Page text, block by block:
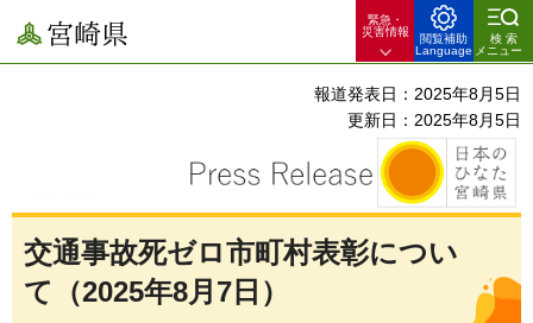
宮崎県
緊急・
災害情報
閲覧補助
Language
検索
メニュー
報道発表日：2025年8月5日
更新日：2025年8月5日
交通事故死ゼロ市町村表彰につい
て（2025年8月7日）